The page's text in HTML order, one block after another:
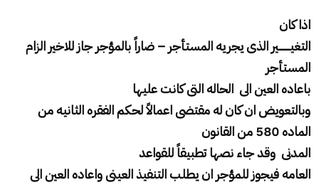
اذا كان
التغيــــــــير الذى يجريه المستأجر – ضاراً بالمؤجر جاز للاخير الزام
المستأجر
باعاده العين الى الحاله التى كانت عليها
وبالتعويض ان كان له مقتضى اعمالاً لحكم الفقره الثانيه من
الماده 580 من القانون
المدنى وقد جاء نصها تطبيقاً للقواعد
العامه فيجوز للمؤجر ان يطلب التنفيذ العينى واعاده العين الى